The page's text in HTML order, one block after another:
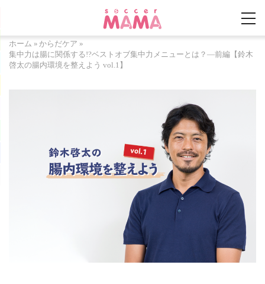
ホーム » からだケア »
集中力は腸に関係する!?ベストオブ集中力メニューとは？―前編【鈴木
啓太の腸内環境を整えよう vol.1】